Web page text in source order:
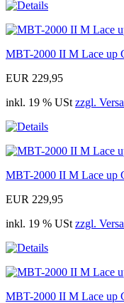
MBT-2000 II M Lace up
EUR 229,95
inkl. 19 % USt zzgl.
MBT-2000 II M Lace up
EUR 229,95
inkl. 19 % USt zzgl.
MBT-2000 II M Lace up